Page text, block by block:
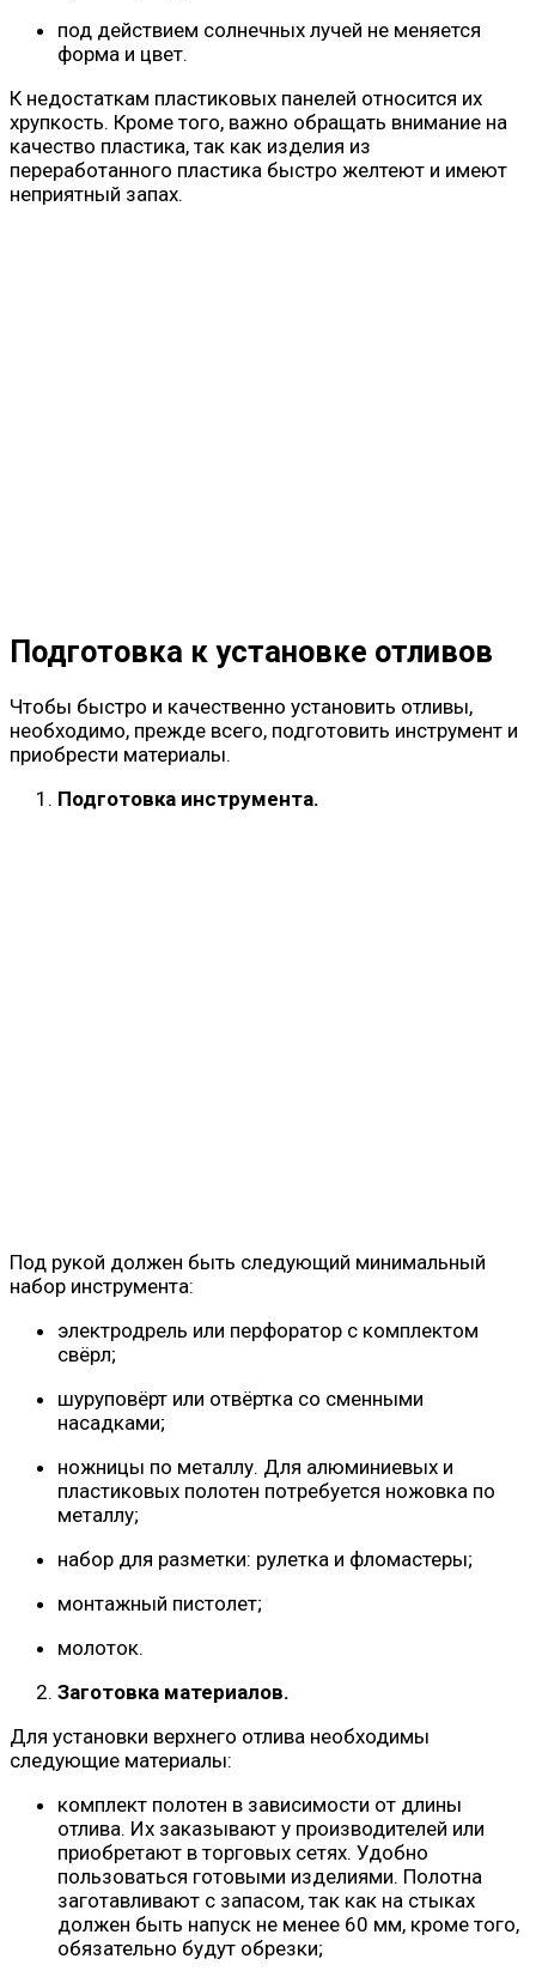
под действием солнечных лучей не меняется
форма и цвет.
К недостаткам пластиковых панелей относится их
хрупкость. Кроме того, важно обращать внимание на
качество пластика, так как изделия из
переработанного пластика быстро желтеют и имеют
неприятный запах.
Подготовка к установке отливов
Чтобы быстро и качественно установить отливы,
необходимо, прежде всего, подготовить инструмент и
приобрести материалы.
Подготовка инструмента.
Под рукой должен быть следующий минимальный
набор инструмента:
электродрель или перфоратор с комплектом
свёрл;
шуруповёрт или отвёртка со сменными
насадками;
ножницы по металлу. Для алюминиевых и
пластиковых полотен потребуется ножовка по
металлу;
набор для разметки: рулетка и фломастеры;
монтажный пистолет;
молоток.
Заготовка материалов.
Для установки верхнего отлива необходимы
следующие материалы:
комплект полотен в зависимости от длины
отлива. Их заказывают у производителей или
приобретают в торговых сетях. Удобно
пользоваться готовыми изделиями. Полотна
заготавливают с запасом, так как на стыках
должен быть напуск не менее 60 мм, кроме того,
обязательно будут обрезки;